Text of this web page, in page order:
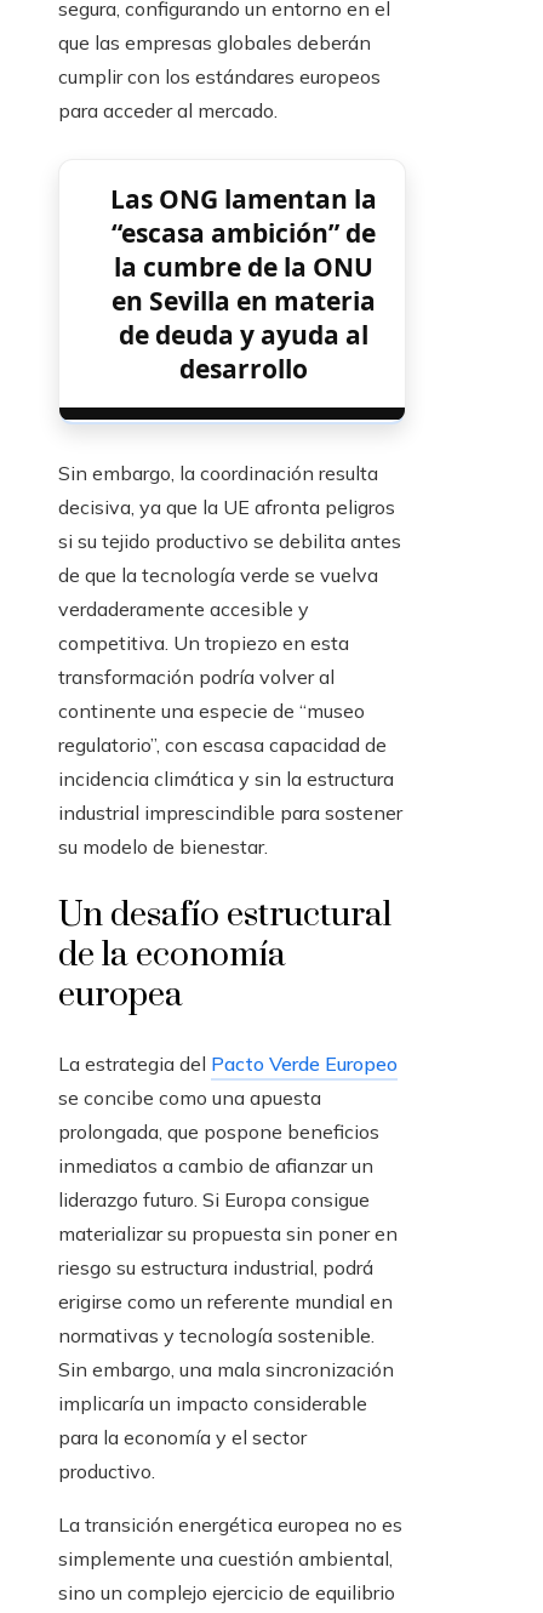
segura, configurando un entorno en el
que las empresas globales deberán
cumplir con los estándares europeos
para acceder al mercado.
Las ONG lamentan la
“escasa ambición” de
la cumbre de la ONU
en Sevilla en materia
de deuda y ayuda al
desarrollo
Sin embargo, la coordinación resulta
decisiva, ya que la UE afronta peligros
si su tejido productivo se debilita antes
de que la tecnología verde se vuelva
verdaderamente accesible y
competitiva. Un tropiezo en esta
transformación podría volver al
continente una especie de “museo
regulatorio”, con escasa capacidad de
incidencia climática y sin la estructura
industrial imprescindible para sostener
su modelo de bienestar.
Un desafío estructural
de la economía
europea
La estrategia del Pacto Verde Europeo
se concibe como una apuesta
prolongada, que pospone beneficios
inmediatos a cambio de afianzar un
liderazgo futuro. Si Europa consigue
materializar su propuesta sin poner en
riesgo su estructura industrial, podrá
erigirse como un referente mundial en
normativas y tecnología sostenible.
Sin embargo, una mala sincronización
implicaría un impacto considerable
para la economía y el sector
productivo.
La transición energética europea no es
simplemente una cuestión ambiental,
sino un complejo ejercicio de equilibrio